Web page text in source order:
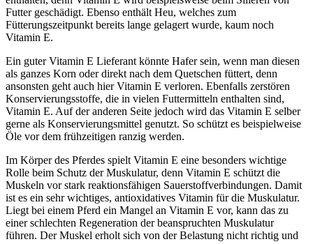
Futter geschädigt. Ebenso enthält Heu, welches zum
Fütterungszeitpunkt bereits lange gelagert wurde, kaum noch
Vitamin E.
Ein guter Vitamin E Lieferant könnte Hafer sein, wenn man diesen
als ganzes Korn oder direkt nach dem Quetschen füttert, denn
ansonsten geht auch hier Vitamin E verloren. Ebenfalls zerstören
Konservierungsstoffe, die in vielen Futtermitteln enthalten sind,
Vitamin E. Auf der anderen Seite jedoch wird das Vitamin E selber
gerne als Konservierungsmittel genutzt. So schützt es beispielweise
Öle vor dem frühzeitigen ranzig werden.
Im Körper des Pferdes spielt Vitamin E eine besonders wichtige
Rolle beim Schutz der Muskulatur, denn Vitamin E schützt die
Muskeln vor stark reaktionsfähigen Sauerstoffverbindungen. Damit
ist es ein sehr wichtiges, antioxidatives Vitamin für die Muskulatur.
Liegt bei einem Pferd ein Mangel an Vitamin E vor, kann das zu
einer schlechten Regeneration der beanspruchten Muskulatur
führen. Der Muskel erholt sich von der Belastung nicht richtig und